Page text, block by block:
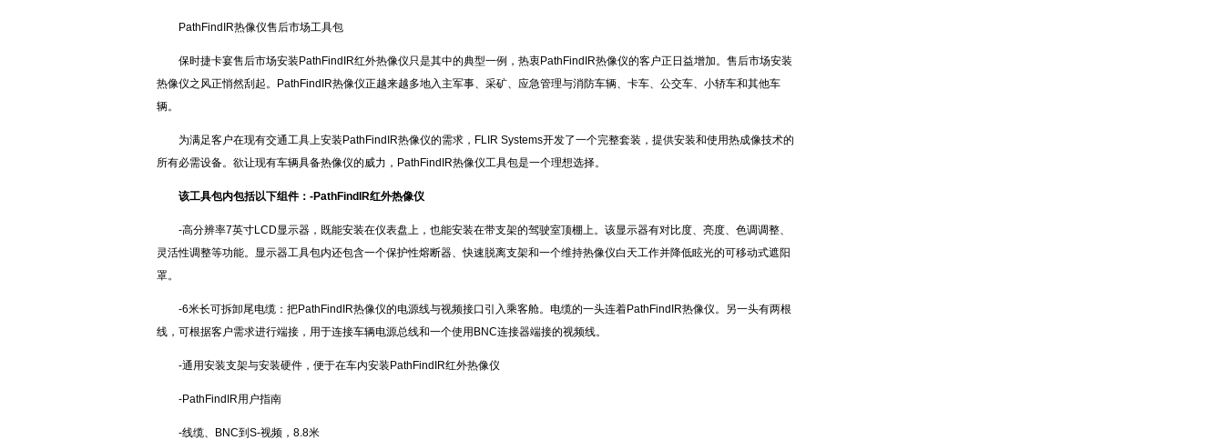
PathFindIR热像仪售后市场工具包
保时捷卡宴售后市场安装PathFindIR红外热像仪只是其中的典型一例，热衷PathFindIR热像仪的客户正日益增加。售后市场安装
热像仪之风正悄然刮起。PathFindIR热像仪正越来越多地入主军事、采矿、应急管理与消防车辆、卡车、公交车、小轿车和其他车
辆。
为满足客户在现有交通工具上安装PathFindIR热像仪的需求，FLIR Systems开发了一个完整套装，提供安装和使用热成像技术的
所有必需设备。欲让现有车辆具备热像仪的威力，PathFindIR热像仪工具包是一个理想选择。
该工具包内包括以下组件：-PathFindIR红外热像仪
-高分辨率7英寸LCD显示器，既能安装在仪表盘上，也能安装在带支架的驾驶室顶棚上。该显示器有对比度、亮度、色调调整、
灵活性调整等功能。显示器工具包内还包含一个保护性熔断器、快速脱离支架和一个维持热像仪白天工作并降低眩光的可移动式遮阳
罩。
-6米长可拆卸尾电缆：把PathFindIR热像仪的电源线与视频接口引入乘客舱。电缆的一头连着PathFindIR热像仪。另一头有两根
线，可根据客户需求进行端接，用于连接车辆电源总线和一个使用BNC连接器端接的视频线。
-通用安装支架与安装硬件，便于在车内安装PathFindIR红外热像仪
-PathFindIR用户指南
-线缆、BNC到S-视频，8.8米